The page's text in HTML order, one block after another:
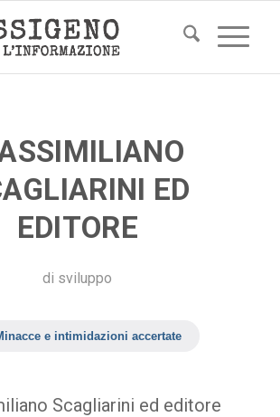
ED
EDITORE
di sviluppo
e intimidazioni accertate
Scagliarini ed editore